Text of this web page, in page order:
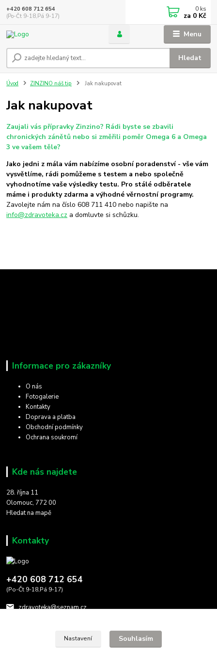
Menu
Hledat
+420 608 712 654
(Po-Čt 9-18,Pá 9-17)
0 ks
za 0 Kč
Úvod ZINZINO náš tip Jak nakupovat
Jak nakupovat
Zaujali vás přípravky Zinzino? Rádi byste se zbavili
chronických zánětů nebo si změřili poměr Omega 6 a Omega
3 ve vašem těle?
Jako jedni z mála vám nabízíme osobní poradenství - vše vám
vysvětlíme, rádi pomůžeme s testem a nebo společně
vyhodnotíme vaše výsledky testu. Pro stálé odběratele
máme i produkty zdarma a výhodné věrnostní programy.
Zavolejte nám na číslo 608 711 410 nebo napište na
info@zdravoteka.cz a domluvte si schůzku.
Informace pro zákazníky
O nás
Fotogalerie
Kontakty
Doprava a platba
Obchodní podmínky
Ochrana soukromí
Kde nás najdete
28. října 11
Olomouc, 772 00
Hledat na mapě
Kontakty
+420 608 712 654
(Po-Čt 9-18,Pá 9-17)
zdravoteka@seznam.cz
Nastavení Souhlasím